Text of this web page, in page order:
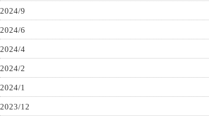
2024/9
2024/6
2024/4
2024/2
2024/1
2023/12